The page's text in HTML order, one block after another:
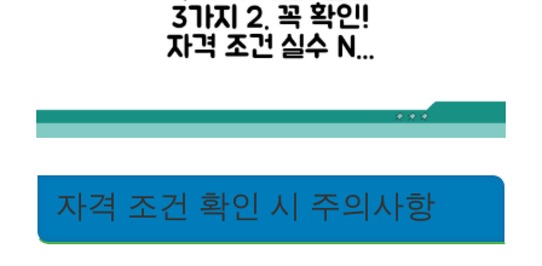
자격 조건 확인 시 주의사항